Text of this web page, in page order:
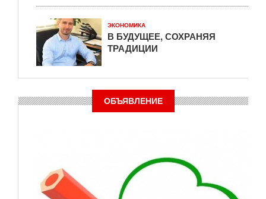
ЭКОНОМИКА
В БУДУЩЕЕ, СОХРАНЯЯ
ТРАДИЦИИ
ОБЪЯВЛЕНИЕ